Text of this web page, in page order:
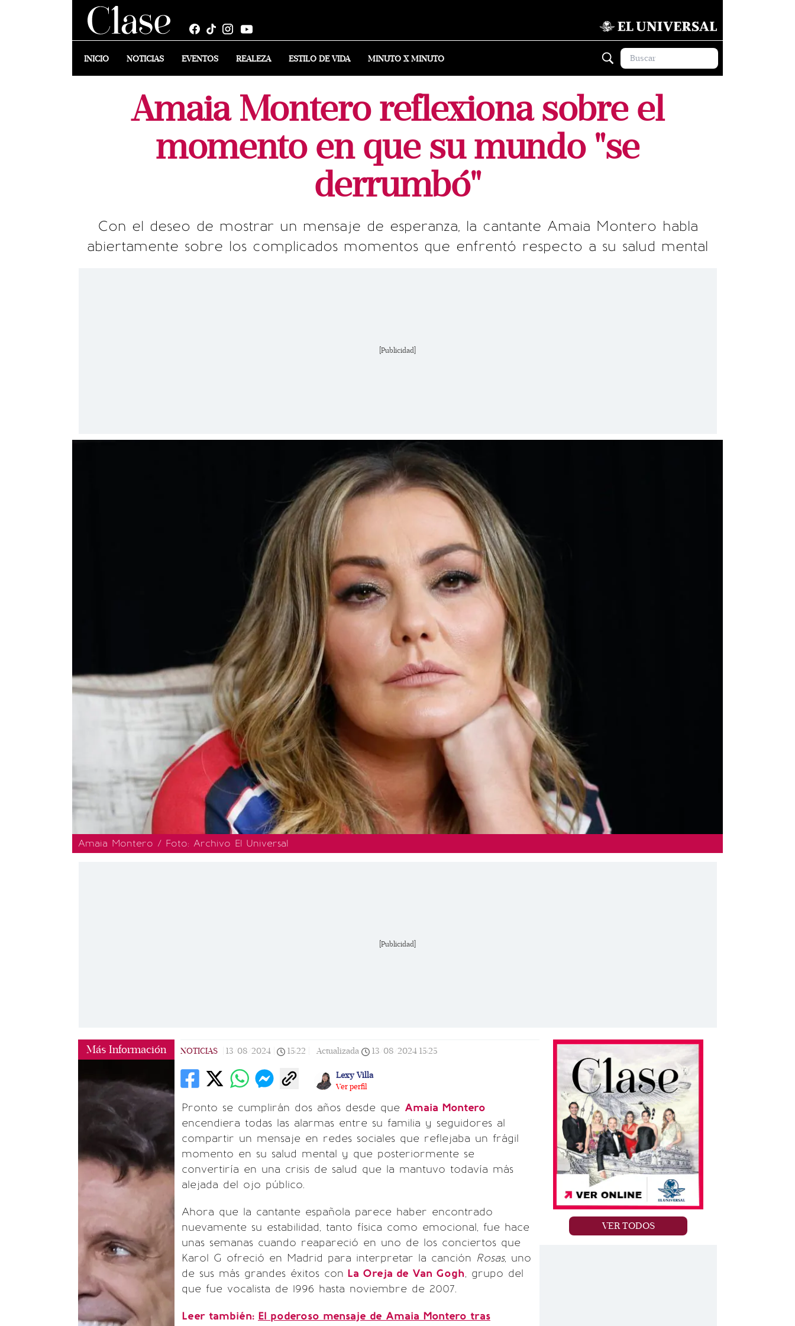
INICIO NOTICIAS EVENTOS REALEZA ESTILO DE VIDA MINUTO X MINUTO
Amaia Montero reflexiona sobre el
momento en que su mundo "se
derrumbó"
Con el deseo de mostrar un mensaje de esperanza, la cantante Amaia Montero habla
abiertamente sobre los complicados momentos que enfrentó respecto a su salud mental
[Publicidad]
Amaia Montero / Foto: Archivo El Universal
[Publicidad]
Más Información NOTICIAS 13/08/2024 15:22 Actualizada 13/08/2024 15:25
Lexy Villa
Ver perfil
Pronto se cumplirán dos años desde que Amaia Montero
encendiera todas las alarmas entre su familia y seguidores al
compartir un mensaje en redes sociales que reflejaba un frágil
momento en su salud mental y que posteriormente se
convertiría en una crisis de salud que la mantuvo todavía más
alejada del ojo público.
Ahora que la cantante española parece haber encontrado
nuevamente su estabilidad, tanto física como emocional, fue hace
unas semanas cuando reapareció en uno de los conciertos que
Karol G ofreció en Madrid para interpretar la canción Rosas, uno
de sus más grandes éxitos con La Oreja de Van Gogh, grupo del
que fue vocalista de 1996 hasta noviembre de 2007.
Leer también: El poderoso mensaje de Amaia Montero tras
VER TODOS